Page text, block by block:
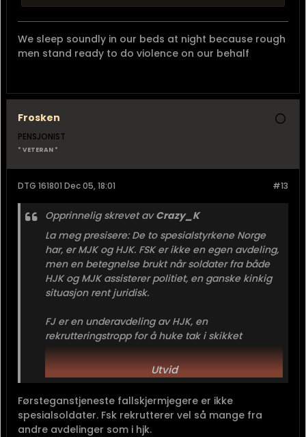
We sleep soundly in our beds at night because rough
men stand ready to do violence on our behalf
Frosken
PENSJONIST
* VETERAN *
#13
DTG 161801 Dec 05, 18:01
Opprinnelig skrevet avCrazy_K
La meg presisere: De to spesialstyrkene Norge
har, er MJK og HJK. FSK er ikke en egen avdeling,
men en betegnelse brukt når soldater fra både
HJK og MJK assisterer politiet, en ganske kinkig
situasjon rent juridisk.
FJ er en underavdeling av HJK, en
rekrutteringstropp for å huke tak i skikket
vernepliktig personell til videre tjeneste ved HJK.
Utvid
Førsteganstjeneste fallskjermjegere er ikke
spesialsoldater. Fsk rekrutterer vel så mange fra
andre avdelinger som i hjk.